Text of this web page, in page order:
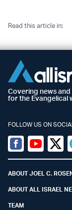
Read this article in:
Covering news
for the Evangelical
FOLLOW US ON
Facebook
Youtube
ABOUT JOEL C.
ABOUT ALL ISRAEL
TEAM